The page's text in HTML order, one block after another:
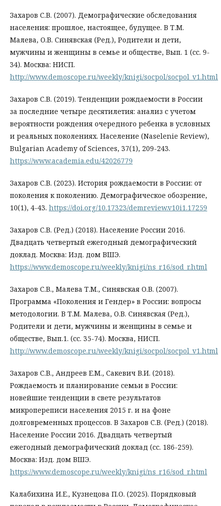
Захаров С.В. (2007). Демографические обследования
населения: прошлое, настоящее, будущее. В Т.М.
Малева, О.В. Синявская (Ред.), Родители и дети,
мужчины и женщины в семье и обществе, Вып. 1 (сс. 9-
34). Москва: НИСП.
http://www.demoscope.ru/weekly/knigi/socpol/socpol_v1.html
Захаров С.В. (2019). Тенденции рождаемости в России
за последние четыре десятилетия: анализ с учетом
вероятности рождения очередного ребенка в условных
и реальных поколениях. Население (Naselenie Review),
Bulgarian Academy of Sciences, 37(1), 209-243.
https://www.academia.edu/42026779
Захаров С.В. (2023). История рождаемости в России: от
поколения к поколению. Демографическое обозрение,
10(1), 4-43. https://doi.org/10.17323/demreview.v10i1.17259
Захаров С.В. (Ред.) (2018). Население России 2016.
Двадцать четвертый ежегодный демографический
доклад. Москва: Изд. дом ВШЭ.
https://www.demoscope.ru/weekly/knigi/ns_r16/sod_r.html
Захаров С.В., Малева Т.М., Синявская О.В. (2007).
Программа «Поколения и Гендер» в России: вопросы
методологии. В Т.М. Малева, О.В. Синявская (Ред.),
Родители и дети, мужчины и женщины в семье и
обществе, Вып.1. (сс. 35-74). Москва, НИСП.
http://www.demoscope.ru/weekly/knigi/socpol/socpol_v1.html
Захаров С.В., Андреев Е.М., Сакевич В.И. (2018).
Рождаемость и планирование семьи в России:
новейшие тенденции в свете результатов
микропереписи населения 2015 г. и на фоне
долговременных процессов. В Захаров С.В. (Ред.) (2018).
Население России 2016. Двадцать четвертый
ежегодный демографический доклад (сс. 186-259).
Москва: Изд. дом ВШЭ.
https://www.demoscope.ru/weekly/knigi/ns_r16/sod_r.html
Калабихина И.Е., Кузнецова П.О. (2025). Порядковый